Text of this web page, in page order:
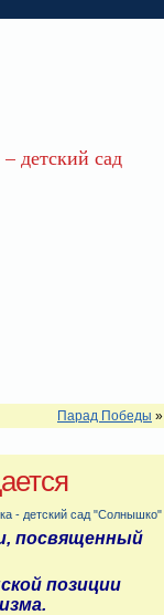
детский сад
Парад Победы »
- детский сад "Солнышко"
посвященный
позиции